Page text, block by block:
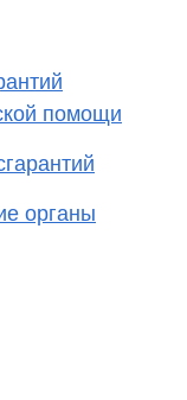
помощи
органы